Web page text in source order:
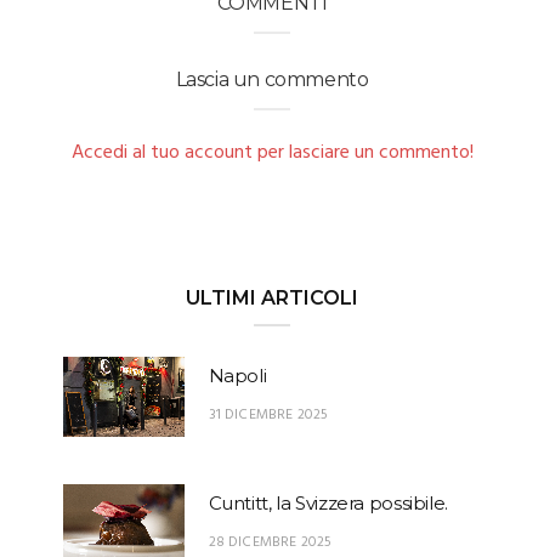
Lascia un commento
Accedi al tuo account per lasciare un commento!
ULTIMI ARTICOLI
Napoli
31 DICEMBRE 2025
Cuntitt, la Svizzera possibile.
28 DICEMBRE 2025